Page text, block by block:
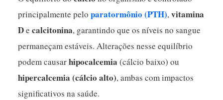
principalmente peloparatormônio (PTH),vitamina
Decalcitonina, garantindo que os níveis no sangue
permaneçam estáveis. Alterações nesse equilíbrio
podem causarhipocalcemia (cálcio baixo) ou
hipercalcemia (cálcio alto), ambas com impactos
significativos na saúde.